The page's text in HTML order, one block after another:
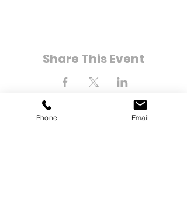
Share This Event
Phone Email